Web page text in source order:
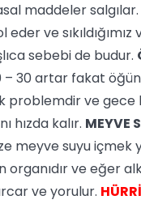
maddeler salgılar.
ve
sebebi de budur.
– 30 artar fakat
ve gece
hızda kalır. MEYVE
meyve suyu
ve eğer
ve yorulur.